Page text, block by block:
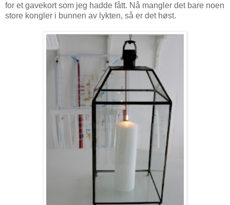
for et gavekort som jeg hadde fått. Nå mangler det bare noen
store kongler i bunnen av lykten, så er det høst.